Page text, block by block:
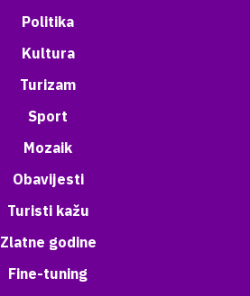
Politika
Kultura
Turizam
Sport
Mozaik
Obavijesti
Turisti kažu
Zlatne godine
Fine-tuning